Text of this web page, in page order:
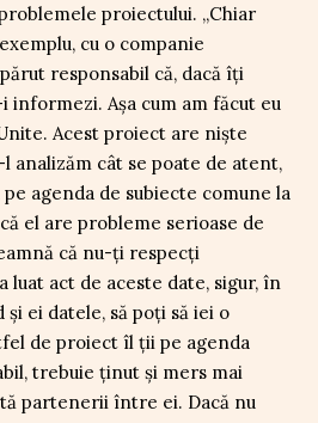
proiectului. „Chiar
cu o companie
responsabil că, dacă îți
informezi. Așa cum am făcut eu
Acest proiect are niște
analizăm cât se poate de atent,
agenda de subiecte comune la
el are probleme serioase de
că nu-ți respecți
luat act de aceste date, sigur, în
ei datele, să poți să iei o
de proiect îl ții pe agenda
trebuie ținut și mers mai
partenerii între ei. Dacă nu